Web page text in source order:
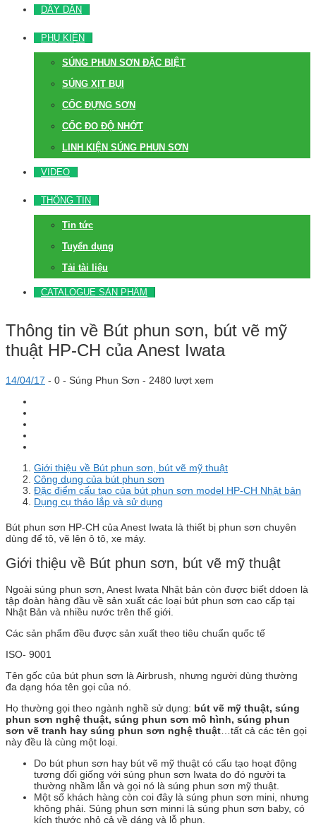
DÂY DẪN
PHỤ KIỆN
SÚNG PHUN SƠN ĐẶC BIỆT
SÚNG XỊT BỤI
CỐC ĐỰNG SƠN
CỐC ĐO ĐỘ NHỚT
LINH KIỆN SÚNG PHUN SƠN
VIDEO
THÔNG TIN
Tin tức
Tuyển dụng
Tải tài liệu
CATALOGUE SẢN PHẨM
Thông tin về Bút phun sơn, bút vẽ mỹ
thuật HP-CH của Anest Iwata
14/04/17 - 0 - Súng Phun Sơn - 2480 lượt xem
Giới thiệu về Bút phun sơn, bút vẽ mỹ thuật
Công dụng của bút phun sơn
Đặc điểm cấu tạo của bút phun sơn model HP-CH Nhật bản
Dụng cụ tháo lắp và sử dụng
Bút phun sơn HP-CH của Anest Iwata là thiết bị phun sơn chuyên
dùng để tô, vẽ lên ô tô, xe máy.
Giới thiệu về Bút phun sơn, bút vẽ mỹ thuật
Ngoài súng phun sơn, Anest Iwata Nhật bản còn được biết ddoen là
tập đoàn hàng đầu về sản xuất các loại bút phun sơn cao cấp tại
Nhật Bản và nhiều nước trên thế giới.
Các sản phẩm đều được sản xuất theo tiêu chuẩn quốc tế
ISO- 9001
Tên gốc của bút phun sơn là Airbrush, nhưng người dùng thường
đa dạng hóa tên gọi của nó.
Họ thường gọi theo ngành nghề sử dụng: bút vẽ mỹ thuật, súng
phun sơn nghệ thuật, súng phun sơn mô hình, súng phun
sơn vẽ tranh hay súng phun sơn nghệ thuật …tất cả các tên gọi
này đều là cùng một loại.
Do bút phun sơn hay bút vẽ mỹ thuật có cấu tạo hoạt động
tương đối giống với súng phun sơn Iwata do đó người ta
thường nhầm lẫn và gọi nó là súng phun sơn mỹ thuật.
Một số khách hàng còn coi đây là súng phun sơn mini, nhưng
không phải. Súng phun sơn minni là súng phun sơn baby, có
kích thước nhỏ cả về dáng và lỗ phun.